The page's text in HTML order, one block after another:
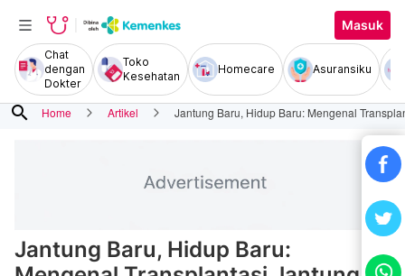
Masuk
Chat
dengan
Dokter
Toko
Kesehatan
Homecare Asuransiku
search Home Artikel Jantung Baru, Hidup Baru: Mengenal
Jantung Baru, Hidup Baru: